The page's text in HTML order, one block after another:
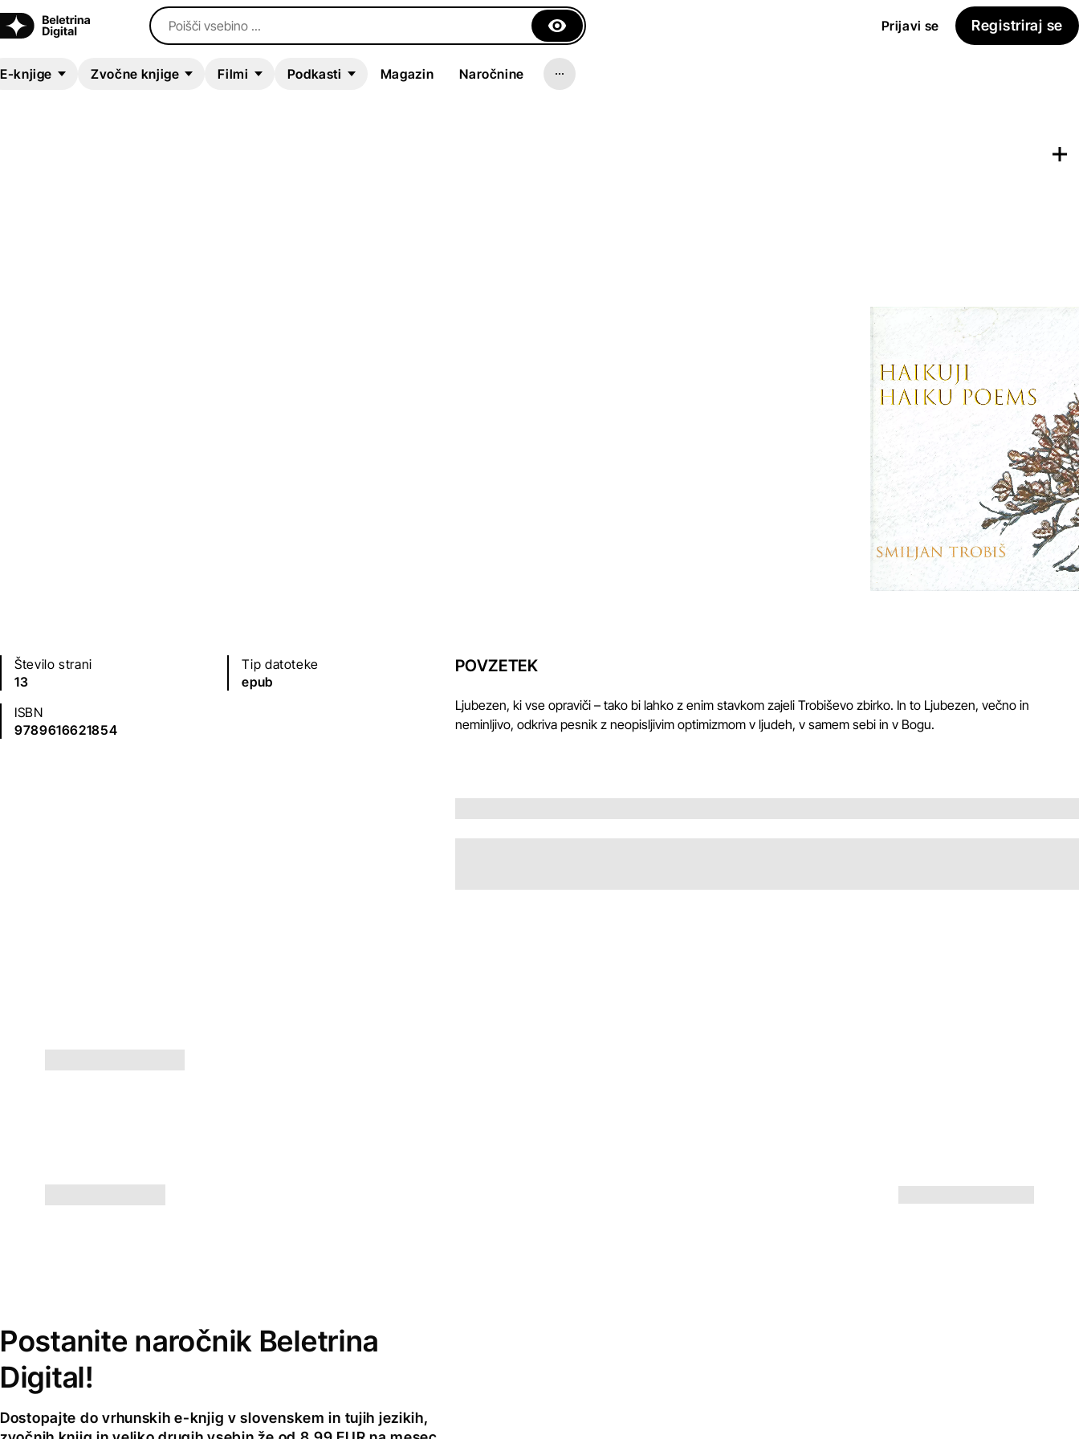
Poišči vsebino ... Prijavi se Registriraj se
E-knjige Zvočne knjige Filmi Podkasti Magazin Naročnine
Število strani
13
Tip datoteke
epub
ISBN
9789616621854
POVZETEK
Ljubezen, ki vse opraviči – tako bi lahko z enim stavkom zajeli Trobiševo zbirko. In to Ljubezen, večno in
neminljivo, odkriva pesnik z neopisljivim optimizmom v ljudeh, v samem sebi in v Bogu.
Postanite naročnik Beletrina
Digital!
Dostopajte do vrhunskih e-knjig v slovenskem in tujih jezikih,